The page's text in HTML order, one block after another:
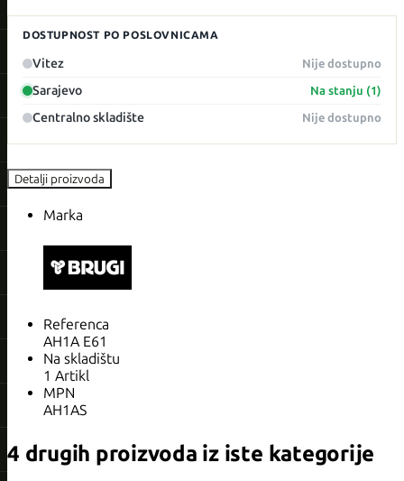
DOSTUPNOST PO POSLOVNICAMA
Vitez Nije dostupno
Sarajevo Na stanju (1)
Centralno skladište Nije dostupno
Detalji proizvoda
Marka
Referenca
AH1A E61
Na skladištu
1 Artikl
MPN
AH1AS
4 drugih proizvoda iz iste kategorije